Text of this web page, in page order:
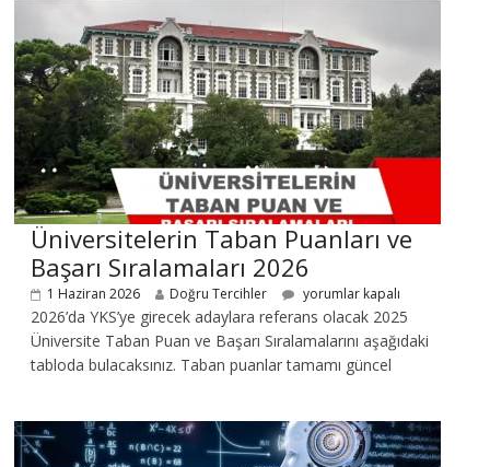
Üniversitelerin Taban Puanları ve
Başarı Sıralamaları 2026
1 Haziran 2026 Doğru Tercihler yorumlar kapalı
2026’da YKS’ye girecek adaylara referans olacak 2025
Üniversite Taban Puan ve Başarı Sıralamalarını aşağıdaki
tabloda bulacaksınız. Taban puanlar tamamı güncel